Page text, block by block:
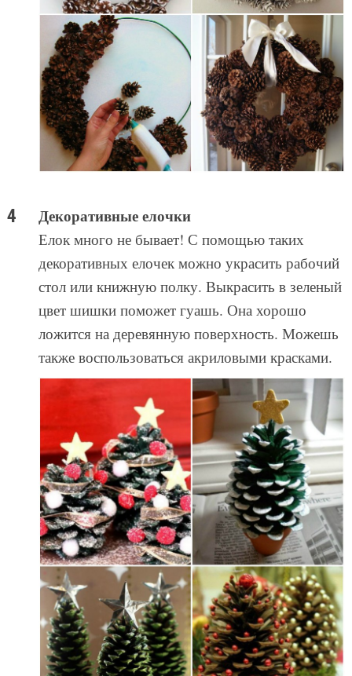
Декоративные елочки
Елок много не бывает! С помощью таких
декоративных елочек можно украсить рабочий
стол или книжную полку. Выкрасить в зеленый
цвет шишки поможет гуашь. Она хорошо
ложится на деревянную поверхность. Можешь
также воспользоваться акриловыми красками.